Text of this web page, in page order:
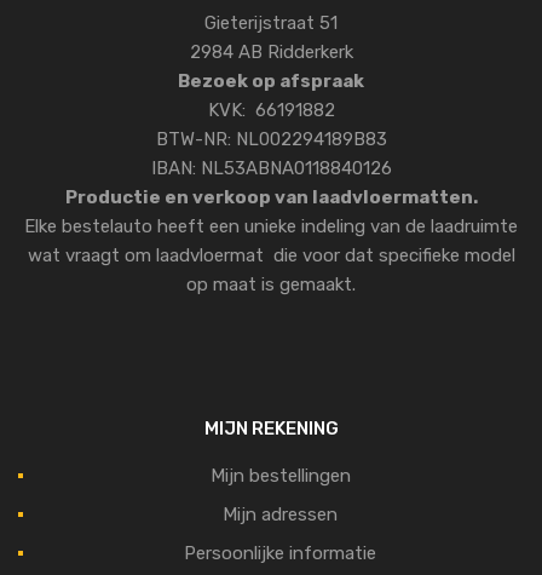
Gieterijstraat 51
2984 AB Ridderkerk
Bezoek op afspraak
KVK: 66191882
BTW-NR: NL002294189B83
IBAN: NL53ABNA0118840126
Productie en verkoop van laadvloermatten.
Elke bestelauto heeft een unieke indeling van de laadruimte
wat vraagt om laadvloermat die voor dat specifieke model
op maat is gemaakt.
MIJN REKENING
Mijn bestellingen
Mijn adressen
Persoonlijke informatie